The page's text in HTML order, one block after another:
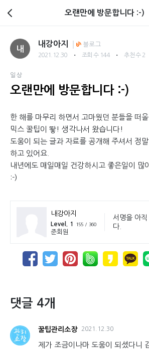
회원광장
오랜만에 방문합니다 :-)
내
내강아지 블로그
2021.12.30 ・ 조회 수 144 ・ 추천 수 2
일상
오랜만에 방문합니다 :-)
한 해를 마무리 하면서 고마웠던 분들을 떠
믹스 꿀팁이 뙇! 생각나서 왔습니다!
도움이 되는 글과 자료를 공개해 주셔서 정
하고 있어요.
내년에도 매일매일 건강하시고 좋은일이 많
:-)
내강아지
Level. 1 155 / 360
준회원
서명을 아직
다.
댓글 4개
꿀팁관리소장 2021.12.30
제가 조금이나마 도움이 되셨다니